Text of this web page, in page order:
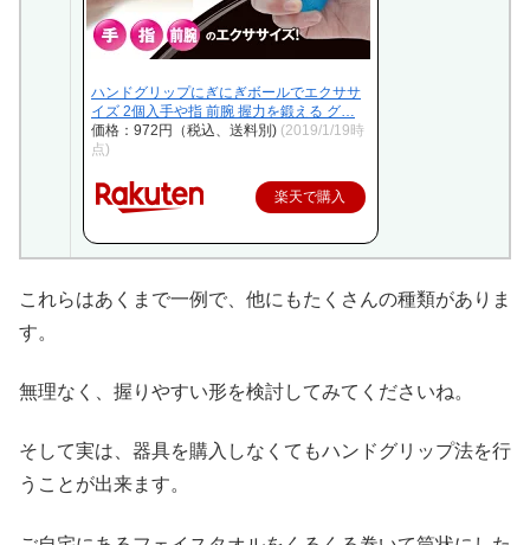
ハンドグリップにぎにぎボールでエクササ
イズ 2個入手や指 前腕 握力を鍛える グ…
価格：972円（税込、送料別) (2019/1/19時
点)
楽天で購入
これらはあくまで一例で、他にもたくさんの種類がありま
す。
無理なく、握りやすい形を検討してみてくださいね。
そして実は、器具を購入しなくてもハンドグリップ法を行
うことが出来ます。